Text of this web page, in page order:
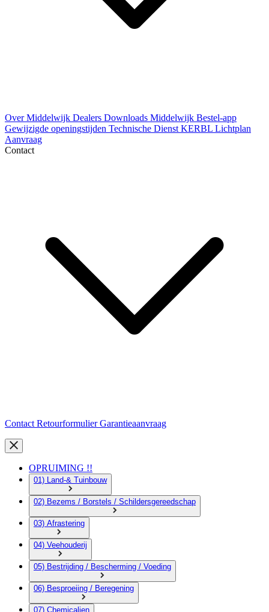
Over Middelwijk Dealers Downloads Middelwijk Bestel-app
Gewijzigde openingstijden Technische Dienst KERBL Lichtplan
Aanvraag
Contact
Contact RetourformulierGarantieaanvraag
OPRUIMING !!
01) Land-& Tuinbouw
02) Bezems / Borstels / Schildersgereedschap
03) Afrastering
04) Veehouderij
05) Bestrijding / Bescherming / Voeding
06) Besproeiing / Beregening
07) Chemicalien